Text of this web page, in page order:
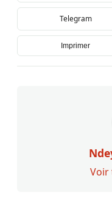
Telegram
Imprimer
Voir